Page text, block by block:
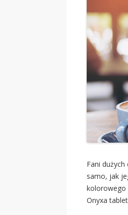
Fani
samo, jak
kolorowego
Onyxa